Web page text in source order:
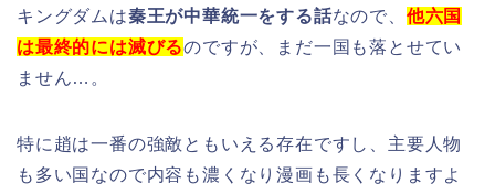
キングダムは秦王が中華統一をする話なので、 他六国
は最終的には滅びるのですが、まだ一国も落とせてい
ません…。
特に趙は一番の強敵ともいえる存在ですし、主要人物
も多い国なので内容も濃くなり漫画も長くなりますよ